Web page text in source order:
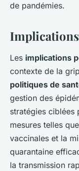
de pandémies.
Les implications
contexte de la
politiques de
gestion des
stratégies ciblées
mesures telles
vaccinales et la
quarantaine
la transmission